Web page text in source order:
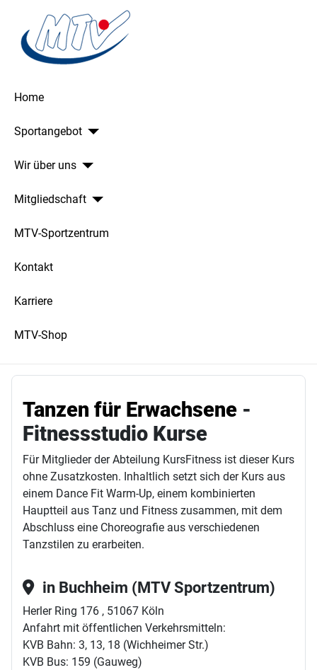
Home
Sportangebot
Wir über uns
Mitgliedschaft
MTV-Sportzentrum
Kontakt
Karriere
MTV-Shop
Tanzen für Erwachsene -
Fitnessstudio Kurse
Für Mitglieder der Abteilung KursFitness ist dieser Kurs
ohne Zusatzkosten. Inhaltlich setzt sich der Kurs aus
einem Dance Fit Warm-Up, einem kombinierten
Hauptteil aus Tanz und Fitness zusammen, mit dem
Abschluss eine Choreografie aus verschiedenen
Tanzstilen zu erarbeiten.
in Buchheim (MTV Sportzentrum)
Herler Ring 176 , 51067 Köln
Anfahrt mit öffentlichen Verkehrsmitteln:
KVB Bahn: 3, 13, 18 (Wichheimer Str.)
KVB Bus: 159 (Gauweg)